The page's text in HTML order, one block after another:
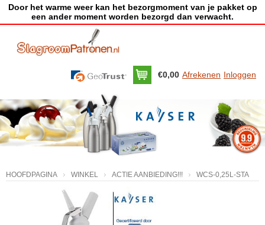
Door het warme weer kan het bezorgmoment van je pakket op
een ander moment worden bezorgd dan verwacht.
€0,00 Afrekenen Inloggen
HOOFDPAGINA WINKEL ACTIE AANBIEDING!!! WCS-0,25L-STA